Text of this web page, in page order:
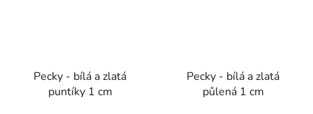
Pecky - bílá a zlatá
puntíky 1 cm
Pecky - bílá a zlatá
půlená 1 cm